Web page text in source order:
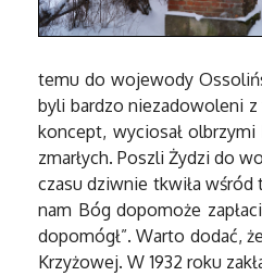
temu do wojewody
byli bardzo niezadowoleni z
koncept, wyciosał
zmarłych. Poszli Żydzi do
czasu dziwnie tkwiła
nam Bóg dopomoże
dopomógł”. Warto dodać,
Krzyżowej. W 1932 roku